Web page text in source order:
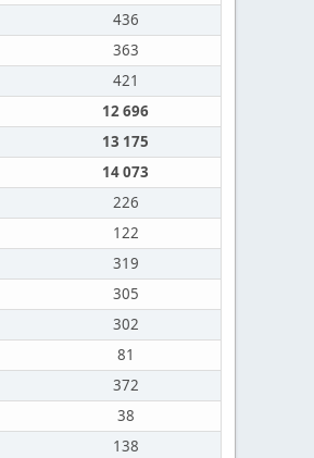
436
363
421
12 696
13 175
14 073
226
122
319
305
302
81
372
38
138